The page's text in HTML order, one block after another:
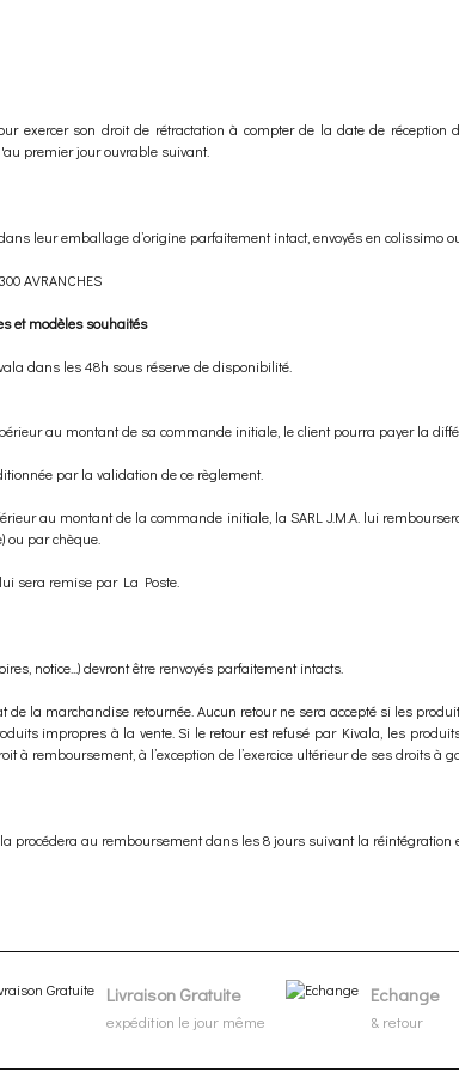
exercer son droit de rétractation à compter de la date de
premier jour ouvrable suivant.
leur emballage d’origine parfaitement intact, envoyés en colissimo
AVRANCHES
et modèles souhaités
dans les 48h sous réserve de disponibilité.
au montant de sa commande initiale, le client pourra payer la
par la validation de ce règlement.
au montant de la commande initiale, la SARL J.M.A. lui
ou par chèque.
sera remise par La Poste.
notice...) devront être renvoyés parfaitement intacts.
de la marchandise retournée. Aucun retour ne sera accepté si les
impropres à la vente. Si le retour est refusé par Kivala, les
à remboursement, à l’exception de l’exercice ultérieur de ses droits à
procédera au remboursement dans les 8 jours suivant la réintégration
Livraison Gratuite
expédition le jour même
Echange
& retour